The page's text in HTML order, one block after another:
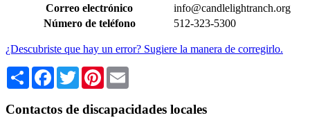
Correo electrónico
info@candlelightranch.org
Número de teléfono
512-323-5300
¿Descubriste que hay un error? Sugiere la manera de corregirlo.
Share Facebook
TwitterPinterest
Contactos de discapacidades locales